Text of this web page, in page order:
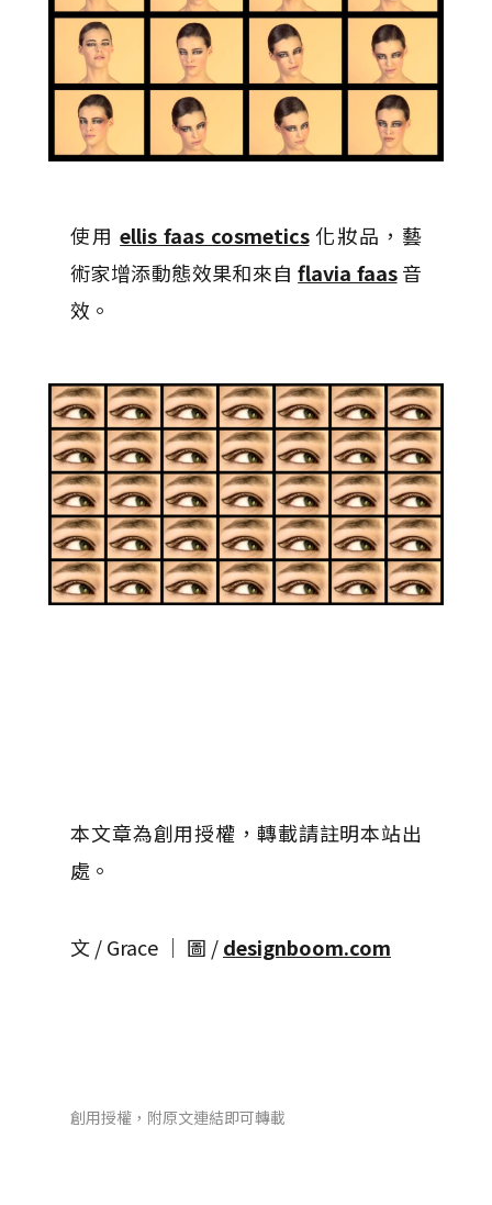
使用ellis faas cosmetics化妝品，藝
術家增添動態效果和來自flavia faas音
效。
本文章為創用授權，轉載請註明本站出
處。
文 / Grace │ 圖 /designboom.com
創用授權，附原文連結即可轉載